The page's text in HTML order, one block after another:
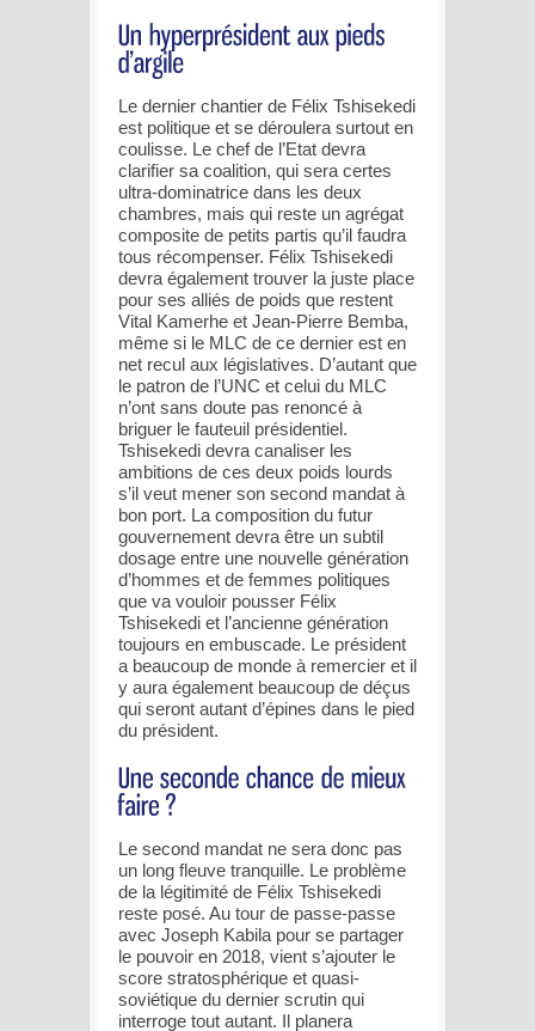
Le dernier chantier de Félix Tshisekedi
est politique et se déroulera surtout en
coulisse. Le chef de l’Etat devra
clarifier sa coalition, qui sera certes
ultra-dominatrice dans les deux
chambres, mais qui reste un agrégat
composite de petits partis qu’il faudra
tous récompenser. Félix Tshisekedi
devra également trouver la juste place
pour ses alliés de poids que restent
Vital Kamerhe et Jean-Pierre Bemba,
même si le MLC de ce dernier est en
net recul aux législatives. D’autant que
le patron de l’UNC et celui du MLC
n’ont sans doute pas renoncé à
briguer le fauteuil présidentiel.
Tshisekedi devra canaliser les
ambitions de ces deux poids lourds
s’il veut mener son second mandat à
bon port. La composition du futur
gouvernement devra être un subtil
dosage entre une nouvelle génération
d’hommes et de femmes politiques
que va vouloir pousser Félix
Tshisekedi et l’ancienne génération
toujours en embuscade. Le président
a beaucoup de monde à remercier et il
y aura également beaucoup de déçus
qui seront autant d’épines dans le pied
du président.
Le second mandat ne sera donc pas
un long fleuve tranquille. Le problème
de la légitimité de Félix Tshisekedi
reste posé. Au tour de passe-passe
avec Joseph Kabila pour se partager
le pouvoir en 2018, vient s’ajouter le
score stratosphérique et quasi-
soviétique du dernier scrutin qui
interroge tout autant. Il planera